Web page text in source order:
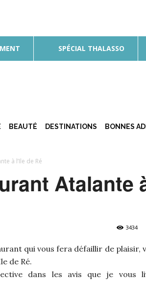
SPÉCIAL THALASSO
BEAUTÉ DESTINATIONS BONNES
à l’Ile de Ré
Atalante
3434
qui vous fera défaillir de plaisir,
de Ré.
dans les avis que je vous